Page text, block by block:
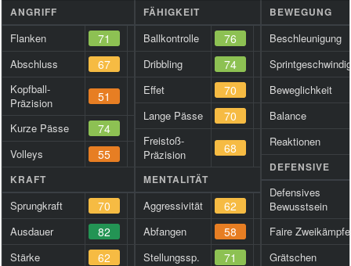
ANGRIFF
Flanken 71
Abschluss 67
Kopfball-
Präzision
51
Kurze Pässe 74
Volleys 55
KRAFT
Sprungkraft 70
Ausdauer 82
Stärke 62
FÄHIGKEIT
Ballkontrolle 76
Dribbling 74
Effet 70
Lange Pässe 70
Freistoß-
Präzision
68
MENTALITÄT
Aggressivität 62
Abfangen 58
Stellungssp. 71
BEWEGUNG
Beschleunigung
Beweglichkeit
Balance
Reaktionen
DEFENSIVE
Defensives
Bewusstsein
Faire Zweikämpfe
Grätschen